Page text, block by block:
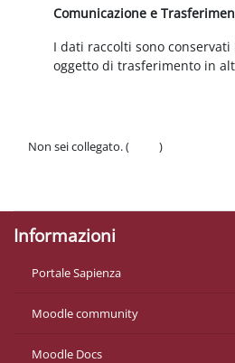
Comunicazione e
I dati raccolti sono
oggetto di trasferimento in
Non sei collegato. (
)
Informazioni
Portale Sapienza
Moodle community
Moodle Docs